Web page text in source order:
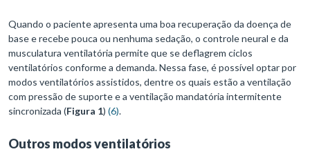
Quando o paciente apresenta uma boa recuperação da doença de
base e recebe pouca ou nenhuma sedação, o controle neural e da
musculatura ventilatória permite que se deflagrem ciclos
ventilatórios conforme a demanda. Nessa fase, é possível optar por
modos ventilatórios assistidos, dentre os quais estão a ventilação
com pressão de suporte e a ventilação mandatória intermitente
sincronizada (Figura 1) (6).
Outros modos ventilatórios